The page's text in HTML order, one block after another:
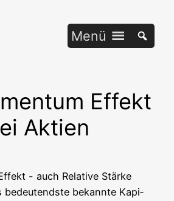
Menü
Effekt
Aktien
- auch Rela­ti­ve Stär­ke
bedeu­tends­te bekann­te Kapi­